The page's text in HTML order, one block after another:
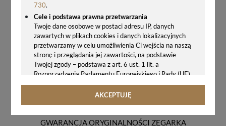
730.
Cele i podstawa prawna przetwarzania
Twoje dane osobowe w postaci adresu IP, danych
zawartych w plikach cookies i danych lokalizacyjnych
przetwarzamy w celu umożliwienia Ci wejścia na naszą
stronę i przeglądania jej zawartości, na podstawie
Twojej zgody – podstawa z art. 6 ust. 1 lit. a
Rozporządzenia Parlamentu Europejskiego i Rady (UE)
2016/679 z 27.04.2016 r. w sprawie ochrony osób
fizycznych w związku z przetwarzaniem danych
rozporządzenie o ochronie danych, tj. RODO).
AKCEPTUJĘ
99,00 zł
GWARANCJA ORYGINALNOŚCI ZEGARKA